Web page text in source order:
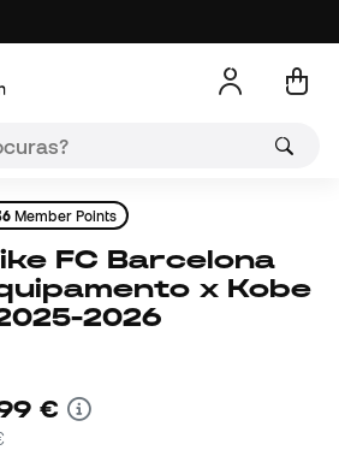
Member Points
x Kobe
2026
€